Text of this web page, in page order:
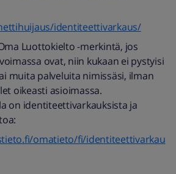
identiteettivarkaus/
Luottokielto -merkintä, jos
ovat, niin kukaan ei pystyisi
muita palveluita nimissäsi, ilman
oikeasti asioimassa.
on identiteettivarkauksista ja
omatieto/fi/identiteettivarkau